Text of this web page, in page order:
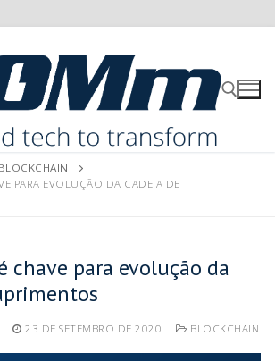
BLOCKCHAIN
PARA EVOLUÇÃO DA CADEIA DE
chave para evolução da
23 DE SETEMBRO DE 2020 BLOCKCHAIN